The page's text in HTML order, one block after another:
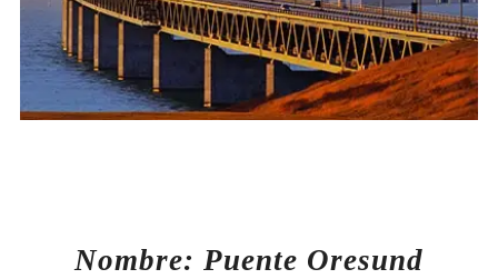
Nombre: Puente Oresund